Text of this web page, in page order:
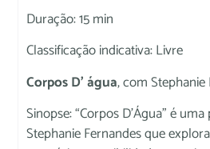
Duração: 15 min
Classificação indicativa: Livre
Corpos D’ água, com
Sinopse: “Corpos D’Água” é
Stephanie Fernandes que